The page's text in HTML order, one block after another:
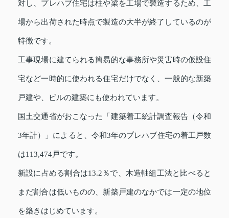
対し、プレハブ住宅は柱や梁を工場で製造するため、工
場から出荷された時点で製造の大半が終了しているのが
特徴です。
工事現場に建てられる簡易的な事務所や災害時の仮設住
宅など一時的に使われる住宅だけでなく、一般的な新築
戸建や、ビルの建築にも使われています。
国土交通省がおこなった「建築着工統計調査報告（令和
3年計）」によると、令和3年のプレハブ住宅の着工戸数
は113,474戸です。
新設に占める割合は13.2％で、木造軸組工法と比べると
まだ割合は低いものの、新築戸建のなかでは一定の地位
を築きはじめています。